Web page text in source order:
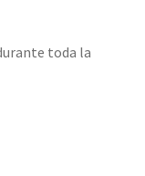
toda la